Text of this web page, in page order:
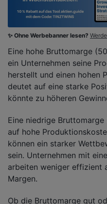
✨ Ohne Werbebanner lesen?
Eine hohe Bruttomarge
ein Unternehmen seine
herstellt und einen hohen
deutet auf eine starke
könnte zu höheren
Eine niedrige
auf hohe
können ein starker
sein. Unternehmen mit
arbeiten weniger effizient
Margen.
Ob die Bruttomarge gut